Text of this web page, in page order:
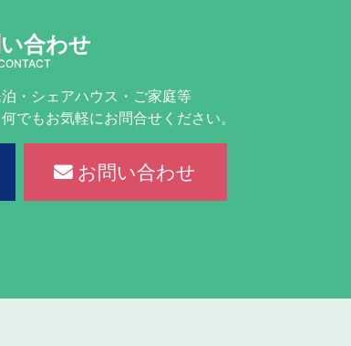
合わせ
・シェアハウス・ご家庭等
でもお気軽にお問合せください。
お問い合わせ